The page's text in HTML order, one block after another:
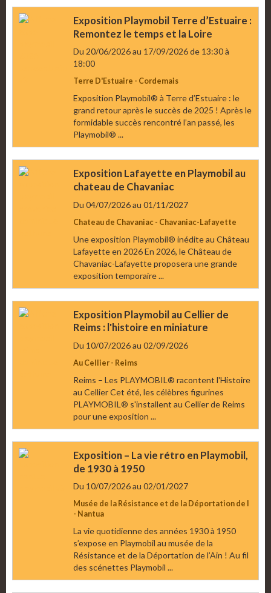
Exposition Playmobil Terre d’Estuaire :
Remontez le temps et la Loire
Du 20/06/2026au 17/09/2026de 13:30à
18:00
Terre D'Estuaire - Cordemais
Exposition Playmobil® à Terre d’Estuaire : le
grand retour après le succès de 2025 ! Après le
formidable succès rencontré l’an passé, les
Playmobil® ...
Exposition Lafayette en Playmobil au
chateau de Chavaniac
Du 04/07/2026au 01/11/2027
Chateau de Chavaniac - Chavaniac-Lafayette
Une exposition Playmobil® inédite au Château
Lafayette en 2026 En 2026, le Château de
Chavaniac-Lafayette proposera une grande
exposition temporaire ...
Exposition Playmobil au Cellier de
Reims : l'histoire en miniature
Du 10/07/2026au 02/09/2026
Au Cellier - Reims
Reims – Les PLAYMOBIL® racontent l'Histoire
au Cellier Cet été, les célèbres figurines
PLAYMOBIL® s'installent au Cellier de Reims
pour une exposition ...
Exposition – La vie rétro en Playmobil,
de 1930 à 1950
Du 10/07/2026au 02/01/2027
Musée de la Résistance et de la Déportation de l
- Nantua
La vie quotidienne des années 1930 à 1950
s’expose en Playmobil au musée de la
Résistance et de la Déportation de l’Ain ! Au fil
des scénettes Playmobil ...